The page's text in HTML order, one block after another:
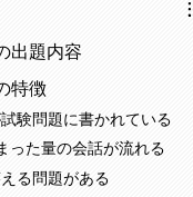
出題内容
特徴
験問題に書かれている
った量の会話が流れる
る問題がある